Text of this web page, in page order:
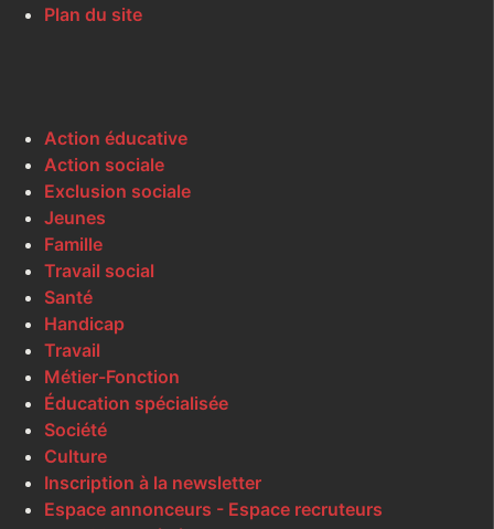
Plan du site
Action éducative
Action sociale
Exclusion sociale
Jeunes
Famille
Travail social
Santé
Handicap
Travail
Métier-Fonction
Éducation spécialisée
Société
Culture
Inscription à la newsletter
Espace annonceurs - Espace recruteurs